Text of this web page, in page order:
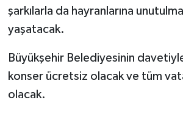
şarkılarla da hayranlarına
yaşatacak.
Büyükşehir Belediyesinin
konser ücretsiz olacak ve tüm
olacak.
SİVİL TOPLUM
KİM KİMDİR